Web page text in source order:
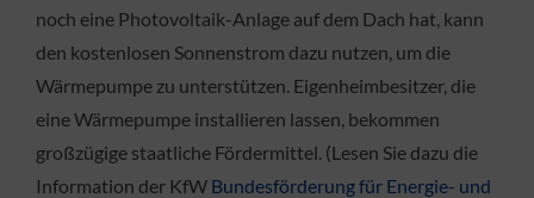
noch eine Photovoltaik-Anlage auf dem Dach hat, kann
den kostenlosen Sonnenstrom dazu nutzen, um die
Wärmepumpe zu unterstützen. Eigenheimbesitzer, die
eine Wärmepumpe installieren lassen, bekommen
großzügige staatliche Fördermittel. (Lesen Sie dazu die
Information der KfW Bundesförderung für Energie- und